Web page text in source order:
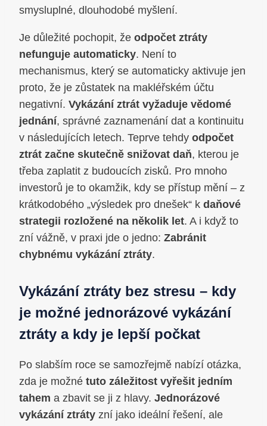
smysluplné, dlouhodobé myšlení.
Je důležité pochopit, že odpočet ztráty
nefunguje automaticky. Není to
mechanismus, který se automaticky aktivuje jen
proto, že je zůstatek na makléřském účtu
negativní. Vykázání ztrát vyžaduje vědomé
jednání, správné zaznamenání dat a kontinuitu
v následujících letech. Teprve tehdy odpočet
ztrát začne skutečně snižovat daň, kterou je
třeba zaplatit z budoucích zisků. Pro mnoho
investorů je to okamžik, kdy se přístup mění – z
krátkodobého „výsledek pro dnešek“ k daňové
strategii rozložené na několik let. A i když to
zní vážně, v praxi jde o jedno: Zabránit
chybnému vykázání ztráty.
Vykázání ztráty bez stresu – kdy
je možné jednorázové vykázání
ztráty a kdy je lepší počkat
Po slabším roce se samozřejmě nabízí otázka,
zda je možné tuto záležitost vyřešit jedním
tahem a zbavit se ji z hlavy. Jednorázové
vykázání ztráty zní jako ideální řešení, ale